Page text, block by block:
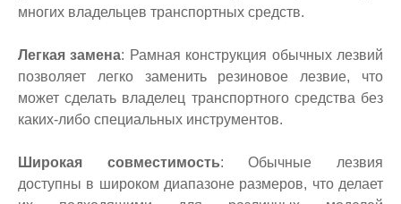
многих владельцев транспортных средств.
Легкая замена: Рамная конструкция обычных лезвий
позволяет легко заменить резиновое лезвие, что
может сделать владелец транспортного средства без
каких-либо специальных инструментов.
Широкая совместимость: Обычные лезвия
доступны в широком диапазоне размеров, что делает